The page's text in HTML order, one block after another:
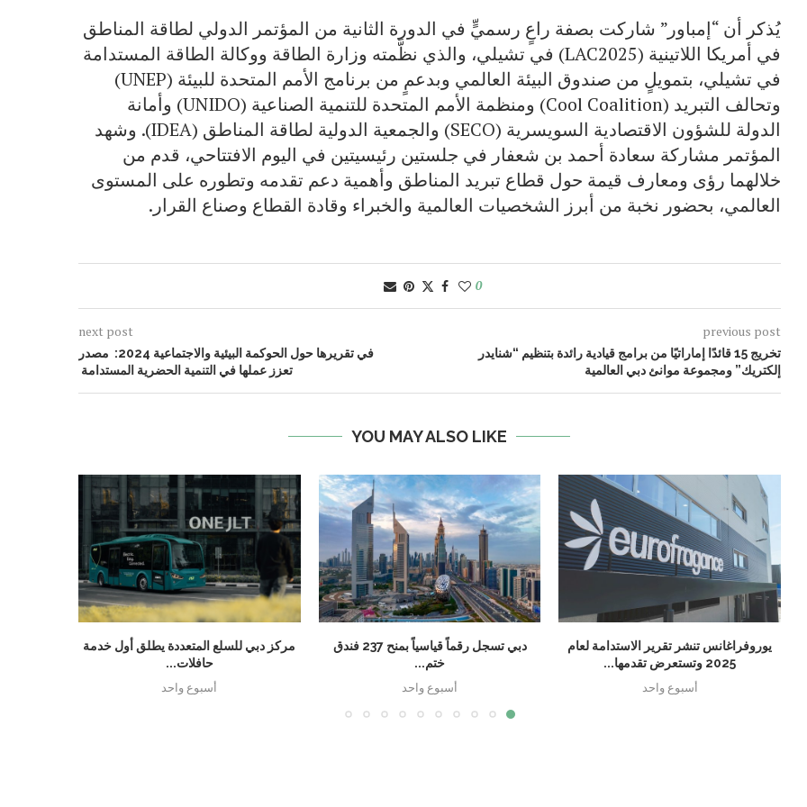
يُذكر أن “إمباور” شاركت بصفة راعٍ رسميٍّ في الدورة الثانية من المؤتمر الدولي لطاقة المناطق
في أمريكا اللاتينية (LAC2025) في تشيلي، والذي نظَّمته وزارة الطاقة ووكالة الطاقة المستدامة
في تشيلي، بتمويلٍ من صندوق البيئة العالمي وبدعمٍ من برنامج الأمم المتحدة للبيئة (UNEP)
وتحالف التبريد (Cool Coalition) ومنظمة الأمم المتحدة للتنمية الصناعية (UNIDO) وأمانة
الدولة للشؤون الاقتصادية السويسرية (SECO) والجمعية الدولية لطاقة المناطق (IDEA). وشهد
المؤتمر مشاركة سعادة أحمد بن شعفار في جلستين رئيسيتين في اليوم الافتتاحي، قدم من
خلالهما رؤى ومعارف قيمة حول قطاع تبريد المناطق وأهمية دعم تقدمه وتطوره على المستوى
العالمي، بحضور نخبة من أبرز الشخصيات العالمية والخبراء وقادة القطاع وصناع القرار.
0
previous post
تخريج 15 قائدًا إماراتيًا من برامج قيادية رائدة بتنظيم “شنايدر
إلكتريك” ومجموعة موانئ دبي العالمية
next post
في تقريرها حول الحوكمة البيئية والاجتماعية 2024: مصدر
تعزز عملها في التنمية الحضرية المستدامة
YOU MAY ALSO LIKE
يوروفراغانس تنشر تقرير الاستدامة لعام
2025 وتستعرض تقدمها...
أسبوع واحد
دبي تسجل رقماً قياسياً بمنح 237 فندق
ختم...
أسبوع واحد
مركز دبي للسلع المتعددة يطلق أول خدمة
حافلات...
أسبوع واحد